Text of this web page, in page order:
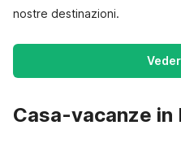
nostre destinazioni.
Casa-vacanze in